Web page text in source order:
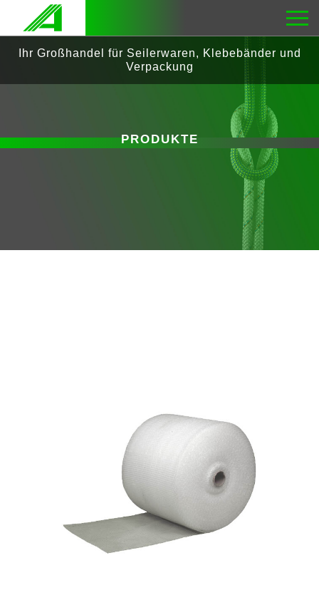
Ihr Großhandel für Seilerwaren, Klebebänder und
Verpackung
PRODUKTE
LUFTPOLSTERFOLIE